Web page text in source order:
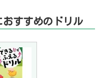
おすすめのドリル